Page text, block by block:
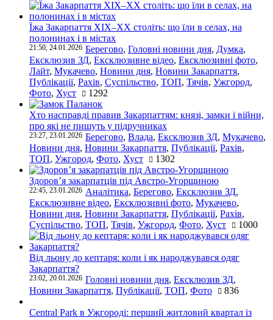
Їжа Закарпаття ХІХ–ХХ століть: що їли в селах, на
полонинах і в містах
21:50, 24.01.2026 Берегово, Головні новини дня, Думка,
Ексклюзив ЗД, Ексклюзивне відео, Ексклюзивні фото,
Лайт, Мукачево, Новини дня, Новини Закарпаття,
Публікації, Рахів, Суспільство, ТОП, Тячів, Ужгород,
Фото, Хуст 1292
Хто насправді правив Закарпаттям: князі, замки і війни,
про які не пишуть у підручниках
23:27, 23.01.2026 Берегово, Влада, Ексклюзив ЗД, Мукачево,
Новини дня, Новини Закарпаття, Публікації, Рахів,
ТОП, Ужгород, Фото, Хуст 1302
Здоров’я закарпатців під Австро-Угорщиною
22:45, 23.01.2026 Аналітика, Берегово, Ексклюзив ЗД,
Ексклюзивне відео, Ексклюзивні фото, Мукачево,
Новини дня, Новини Закарпаття, Публікації, Рахів,
Суспільство, ТОП, Тячів, Ужгород, Фото, Хуст 1000
Від льону до кептаря: коли і як народжувався одяг
Закарпаття?
23:02, 20.01.2026 Головні новини дня, Ексклюзив ЗД,
Новини Закарпаття, Публікації, ТОП, Фото 836
Central Park в Ужгороді: перший житловий квартал із